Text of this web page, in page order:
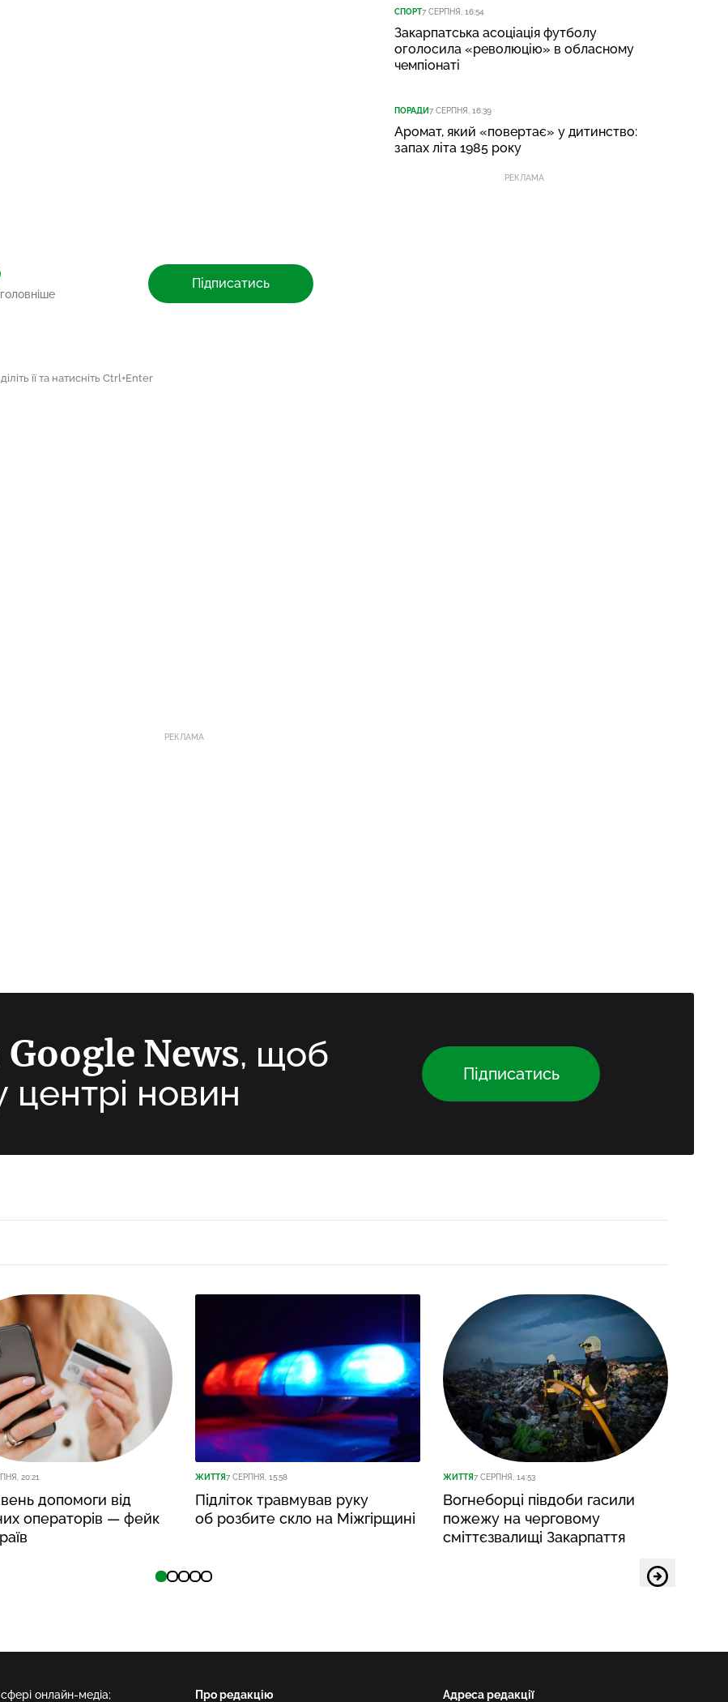
Підписатись
її та натисніть Ctrl+Enter
СПОРТ7 СЕРПНЯ, 16:54
Закарпатська асоціація футболу
оголосила «революцію» в обласному
чемпіонаті
ПОРАДИ7 СЕРПНЯ, 16:39
Аромат, який «повертає» у дитинство:
запах літа 1985 року
РЕКЛАМА
РЕКЛАМА
Google News, щоб
новин
Підписатись
20:21
допомоги від
операторів — фейк
ЖИТТЯ7 СЕРПНЯ, 15:58
Підліток травмував руку
об розбите скло на Міжгірщині
ЖИТТЯ7 СЕРПНЯ, 14:53
Вогнеборці півдоби гасили
пожежу на черговому
сміттєзвалищі Закарпаття
онлайн-медіа; Про редакцію Адреса редакції